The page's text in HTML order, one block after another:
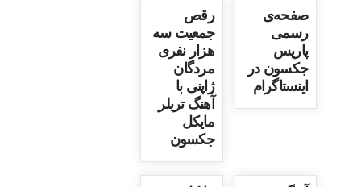
صفحه‌ی
رسمی
پاریس
جکسون در
اینستاگرام
رقص
جمعیت سه
هزار نفری
مردگان
ژاپنی با
آهنگ تریلر
مایکل
جکسون